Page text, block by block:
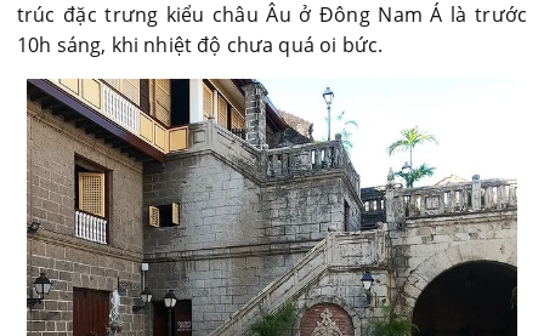
trúc đặc trưng kiểu châu Âu ở Đông Nam Á là trước
10h sáng, khi nhiệt độ chưa quá oi bức.